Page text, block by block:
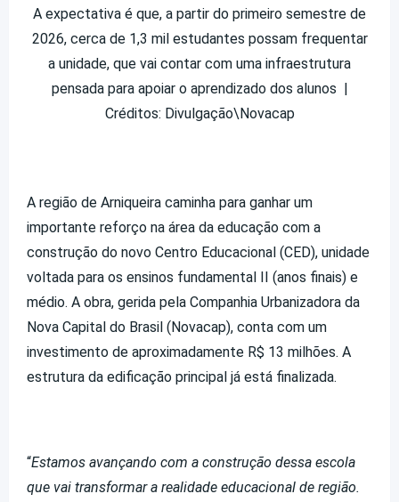
A expectativa é que, a partir do primeiro semestre de
2026, cerca de 1,3 mil estudantes possam frequentar
a unidade, que vai contar com uma infraestrutura
pensada para apoiar o aprendizado dos alunos |
Créditos: Divulgação\Novacap
A região de Arniqueira caminha para ganhar um
importante reforço na área da educação com a
construção do novo Centro Educacional (CED), unidade
voltada para os ensinos fundamental II (anos finais) e
médio. A obra, gerida pela Companhia Urbanizadora da
Nova Capital do Brasil (Novacap), conta com um
investimento de aproximadamente R$ 13 milhões. A
estrutura da edificação principal já está finalizada.
“Estamos avançando com a construção dessa escola
que vai transformar a realidade educacional de região.